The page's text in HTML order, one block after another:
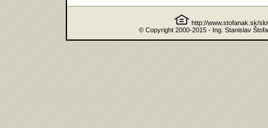
http://www.stofanak.sk/
© Copyright 2000-2015 - Ing. Stanislav